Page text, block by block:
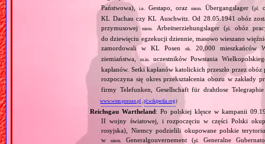
Państwowa),i.e. Gestapo, orazniem. Übergangslager (pl.
KL Dachau czy KL Auschwitz. Od 28.05.1941 obóz
przymusowejniem. Arbeitserziehungslager (pl.
obóz
do dziewięciu egzekucji dziennie, masowo wieszano
zamordowali w KL Posenok.
20,000 mieszkańców
ziemiaństwa,m.in.
uczestników Powstania
kapłanów. Setki kapłanów katolickich przeszło przez
rozpoczyna się okres przekształcenia obozu w zakłady
firmy Telefunken, Gesellschaft für drahtlose
www.wmn.poznan.pl ,pl.wikipedia.org)
Reichsgau Wartheland: Po polskiej klęsce w kampanii
II wojny światowej, i rozpoczęciu w części Polski
rosyjska), Niemcy podzielili okupowane polskie
wniem. Generalgouvernement (pl. Generalne